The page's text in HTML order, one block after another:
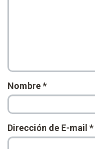
Nombre*
Dirección de E-mail *